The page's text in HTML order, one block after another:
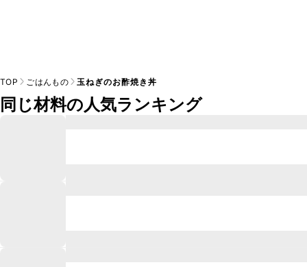
TOP ごはんもの 玉ねぎのお酢焼き丼
同じ材料の人気ランキング